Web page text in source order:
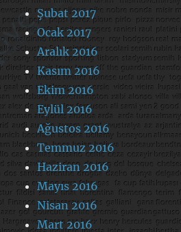
Şubat 2017
Ocak 2017
Aralık 2016
Kasım 2016
Ekim 2016
Eylül 2016
Ağustos 2016
Temmuz 2016
Haziran 2016
Mayıs 2016
Nisan 2016
Mart 2016